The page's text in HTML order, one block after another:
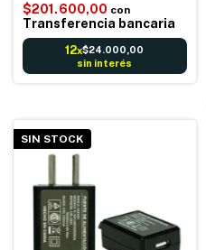
$201.600,00 con
Transferencia bancaria
12x$24.000,00
sin interés
SIN STOCK